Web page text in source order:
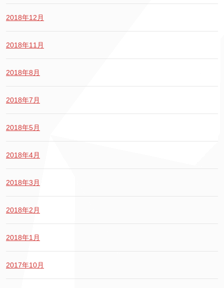
2018年12月
2018年11月
2018年8月
2018年7月
2018年5月
2018年4月
2018年3月
2018年2月
2018年1月
2017年10月